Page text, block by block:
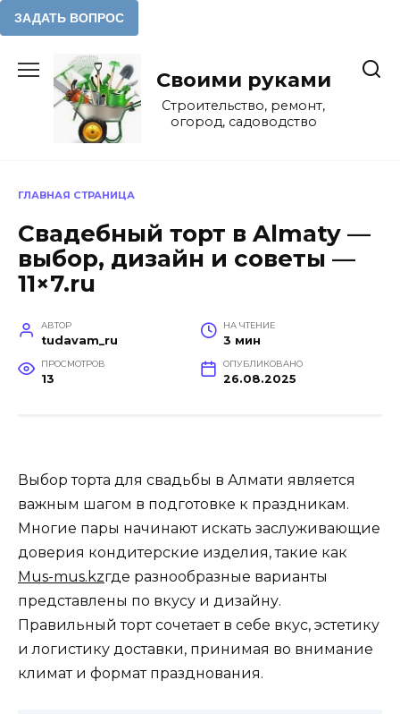
содержанию
Своими руками
Строительство, ремонт,
огород, садоводство
ГЛАВНАЯ СТРАНИЦА
Свадебный торт в Almaty —
выбор, дизайн и советы —
11×7.ru
АВТОР
tudavam_ru
НА ЧТЕНИЕ
3 мин
ПРОСМОТРОВ
13
ОПУБЛИКОВАНО
26.08.2025
Выбор торта для свадьбы в Алмати является
важным шагом в подготовке к праздникам.
Многие пары начинают искать заслуживающие
доверия кондитерские изделия, такие как
Mus-mus.kzгде разнообразные варианты
представлены по вкусу и дизайну.
Правильный торт сочетает в себе вкус, эстетику
и логистику доставки, принимая во внимание
климат и формат празднования.